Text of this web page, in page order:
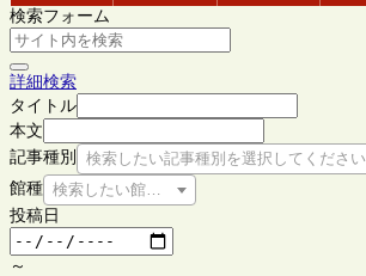
検索フォーム
詳細検索
タイトル
本文
記事種別
検索したい記事種別を選択してください
館種 検索したい館種を選択してください
投稿日
～